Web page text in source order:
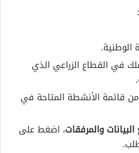
:
في القطاع الزراعي الذي
قائمة الأنشطة المتاحة في
والمرفقات، اضغط على